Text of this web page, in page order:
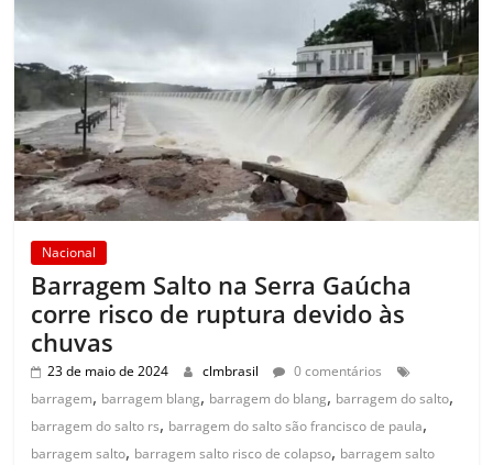
Nacional
Barragem Salto na Serra Gaúcha
corre risco de ruptura devido às
chuvas
23 de maio de 2024 clmbrasil
0 comentários
barragem, barragem blang, barragem do blang, barragem do salto,
barragem do salto rs, barragem do salto são francisco de paula,
barragem salto, barragem salto risco de colapso, barragem salto